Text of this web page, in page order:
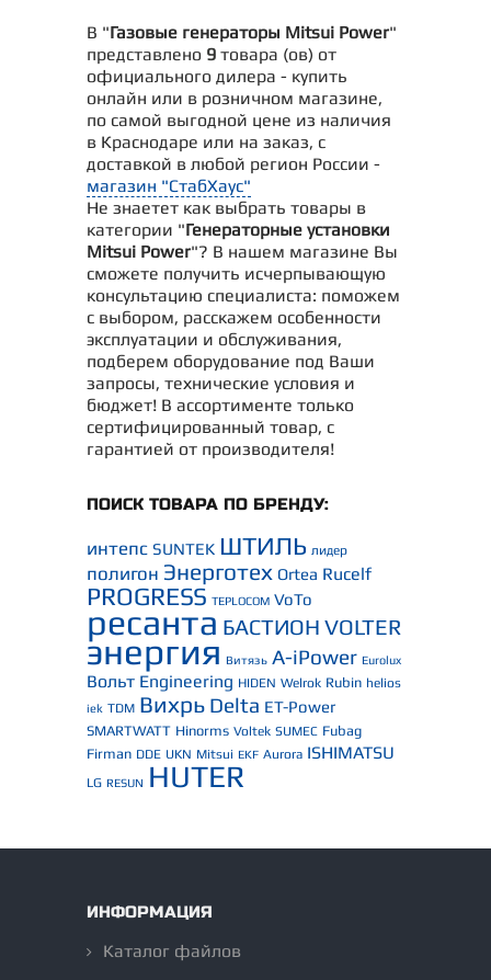
В "Газовые генераторы Mitsui Power"
представлено 9 товара (ов) от
официального дилера - купить
онлайн или в розничном магазине,
по самой выгодной цене из наличия
в Краснодаре или на заказ, с
доставкой в любой регион России -
магазин "СтабХаус"
Не знаетет как выбрать товары в
категории "Генераторные установки
Mitsui Power"? В нашем магазине Вы
сможете получить исчерпывающую
консультацию специалиста: поможем
с выбором, расскажем особенности
эксплуатации и обслуживания,
подберем оборудование под Ваши
запросы, технические условия и
бюджет! В ассортименте только
сертифицированный товар, с
гарантией от производителя!
ПОИСК ТОВАРА ПО БРЕНДУ:
интепс SUNTEK ШТИЛЬ лидер
полигон Энерготех Ortea Rucelf
PROGRESS TEPLOCOM VoTo
ресанта БАСТИОН VOLTER
энергия Витязь A-iPower Eurolux
Вольт Engineering HIDEN Welrok Rubin helios
iek TDM Вихрь Delta ET-Power
SMARTWATT Hinorms Voltek SUMEC Fubag
Firman DDE UKN Mitsui EKF Aurora ISHIMATSU
LG RESUN HUTER
ИНФОРМАЦИЯ
Каталог файлов